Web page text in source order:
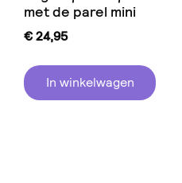
met de parel mini
€24,95
In winkelwagen